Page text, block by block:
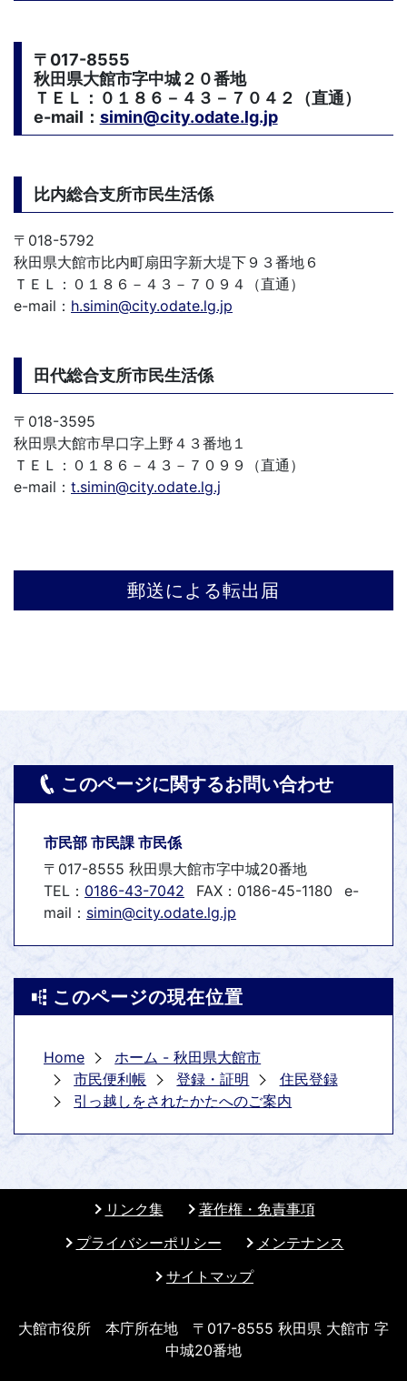
〒017-8555
秋田県大館市字中城２０番地
ＴＥＬ：０１８６－４３－７０４２（直通）
e-mail： simin@city.odate.lg.jp
比内総合支所市民生活係
〒018-5792
秋田県大館市比内町扇田字新大堤下９３番地６
ＴＥＬ：０１８６－４３－７０９４（直通）
e-mail： h.simin@city.odate.lg.jp
田代総合支所市民生活係
〒018-3595
秋田県大館市早口字上野４３番地１
ＴＥＬ：０１８６－４３－７０９９（直通）
e-mail： t.simin@city.odate.lg.j
郵送による転出届
このページに関するお問い合わせ
市民部 市民課 市民係
〒017-8555 秋田県大館市字中城20番地
TEL： 0186-43-7042 FAX：0186-45-1180
e-
mail： simin@city.odate.lg.jp
このページの現在位置
Home
ホーム - 秋田県大館市
市民便利帳
登録・証明
住民登録
引っ越しをされたかたへのご案内
リンク集
著作権・免責事項
プライバシーポリシー
メンテナンス
サイトマップ
大館市役所 本庁所在地 〒017-8555 秋田県 大館市 字
中城20番地